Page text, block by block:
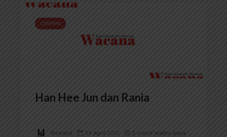
CERPEN
Han Hee Jun dan Rania
Redaksi 29 April 2012 5 menit waktu baca